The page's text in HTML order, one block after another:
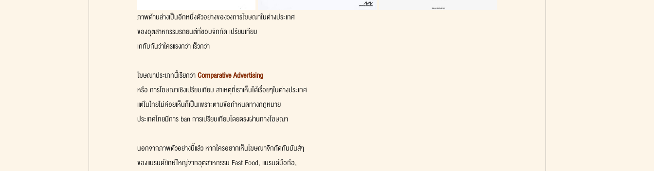
ภาพด้านล่างเป็นอีกหนึ่งตัวอย่างของวงการโฆษณาในต่างประเทศ
ของอุตสาหกรรมรถยนต์ที่ชอบจิกกัด เปรียบเทียบ
เกทับกันว่าใครแรงกว่า เร็วกว่า
โฆษณาประเภทนี้เรียกว่า Comparative Advertising
หรือ การโฆษณาเชิงเปรียบเทียบ สาเหตุที่เราเห็นได้เรื่อยๆในต่างประเทศ
แต่ในไทยไม่ค่อยเห็นก็เป็นเพราะตามข้อกำหนดทางกฎหมาย
ประเทศไทยมีการ ban การเปรียบเทียบโดยตรงผ่านทางโฆษณา
นอกจากภาพตัวอย่างนี้แล้ว หากใครอยากเห็นโฆษณาจิกกัดกันมันส์ๆ
ของแบรนด์ยักษ์ใหญ่จากอุตสาหกรรม Fast Food, แบรนด์มือถือ,